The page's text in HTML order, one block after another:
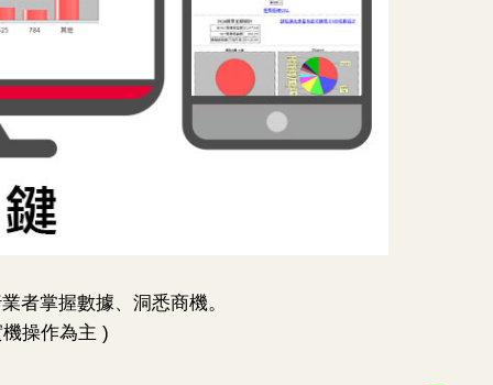
者掌握數據、洞悉商機。
操作為主 )